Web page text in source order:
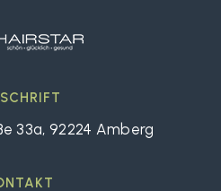
33a, 92224 Amberg